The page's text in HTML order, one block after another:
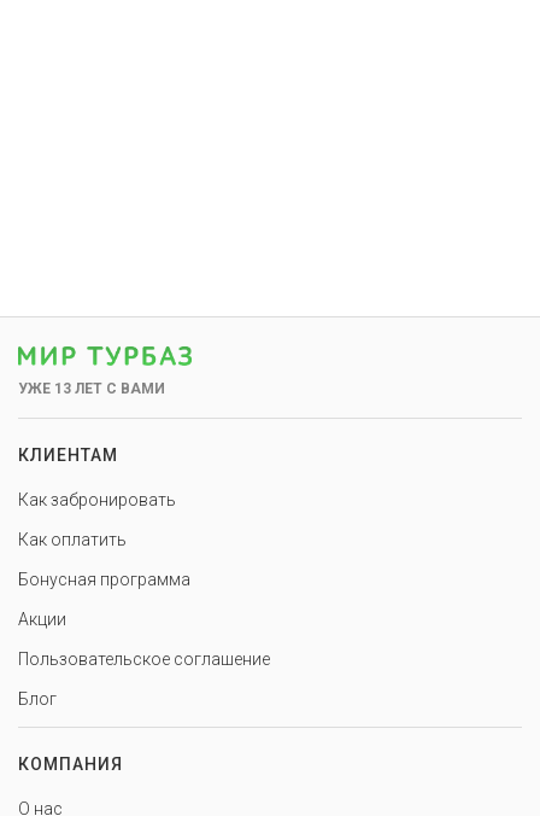
УЖЕ 13 ЛЕТ С ВАМИ
КЛИЕНТАМ
Как забронировать
Как оплатить
Бонусная программа
Акции
Пользовательское соглашение
Блог
КОМПАНИЯ
О нас